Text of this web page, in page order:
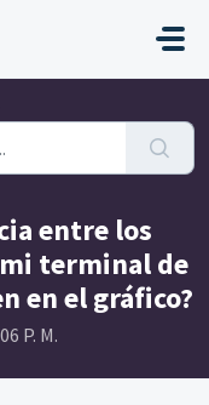
entre los
terminal de
en el gráfico?
P. M.